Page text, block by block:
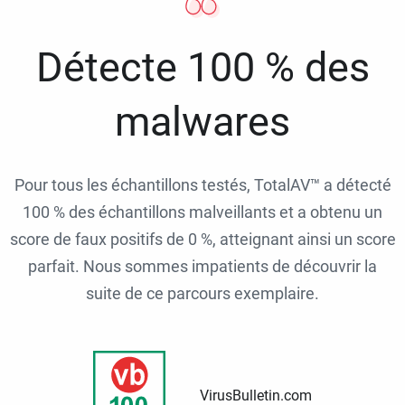
Détecte 100 % des
malwares
Pour tous les échantillons testés, TotalAV™ a détecté
100 % des échantillons malveillants et a obtenu un
score de faux positifs de 0 %, atteignant ainsi un score
parfait. Nous sommes impatients de découvrir la
suite de ce parcours exemplaire.
VirusBulletin.com